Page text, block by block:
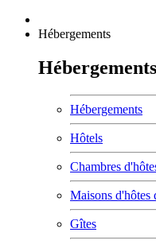
Hébergements
Hébergements
Hébergements
Hôtels
Chambres
Maisons d'hôtes
Gîtes